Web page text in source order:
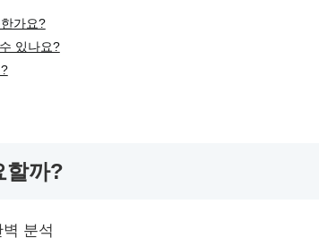
가요?
있나요?
할까?